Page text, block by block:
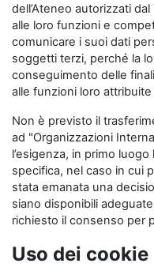
dell’Ateneo autorizzati
alle loro funzioni e
comunicare i suoi dati
soggetti terzi, perché la
conseguimento delle
alle funzioni loro attribuite
Non è previsto il
ad "Organizzazioni
l’esigenza, in primo
specifica, nel caso in cui
stata emanata una
siano disponibili
richiesto il consenso per
Uso dei cookie